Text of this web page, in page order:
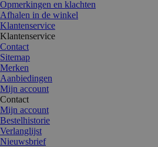
Opmerkingen en klachten
Afhalen in de winkel
Klantenservice
Klantenservice
Contact
Sitemap
Merken
Aanbiedingen
Mijn account
Contact
Mijn account
Bestelhistorie
Verlanglijst
Nieuwsbrief